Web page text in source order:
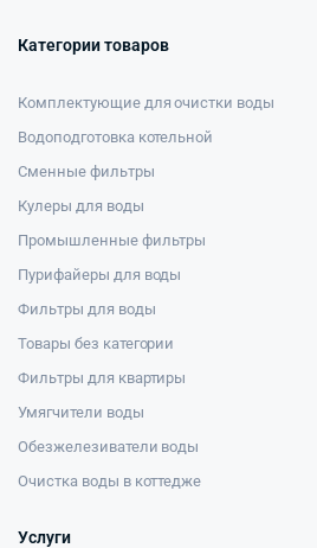
Категории товаров
Комплектующие для очистки воды
Водоподготовка котельной
Сменные фильтры
Кулеры для воды
Промышленные фильтры
Пурифайеры для воды
Фильтры для воды
Товары без категории
Фильтры для квартиры
Умягчители воды
Обезжелезиватели воды
Очистка воды в коттедже
Услуги